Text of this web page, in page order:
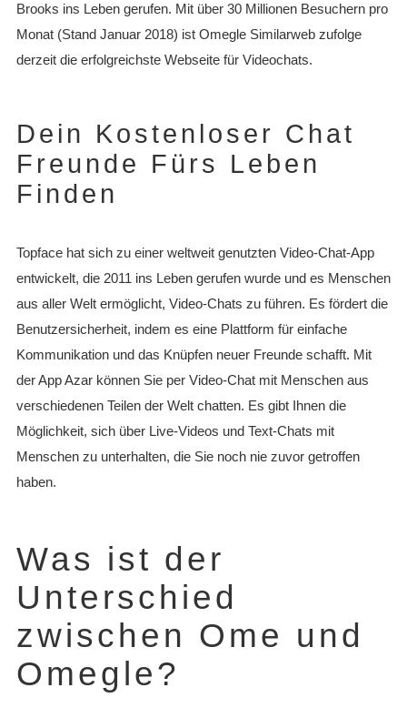
Brooks ins Leben gerufen. Mit über 30 Millionen Besuchern pro
Monat (Stand Januar 2018) ist Omegle Similarweb zufolge
derzeit die erfolgreichste Webseite für Videochats.
Dein Kostenloser Chat
Freunde Fürs Leben
Finden
Topface hat sich zu einer weltweit genutzten Video-Chat-App
entwickelt, die 2011 ins Leben gerufen wurde und es Menschen
aus aller Welt ermöglicht, Video-Chats zu führen. Es fördert die
Benutzersicherheit, indem es eine Plattform für einfache
Kommunikation und das Knüpfen neuer Freunde schafft. Mit
der App Azar können Sie per Video-Chat mit Menschen aus
verschiedenen Teilen der Welt chatten. Es gibt Ihnen die
Möglichkeit, sich über Live-Videos und Text-Chats mit
Menschen zu unterhalten, die Sie noch nie zuvor getroffen
haben.
Was ist der
Unterschied
zwischen Ome und
Omegle?